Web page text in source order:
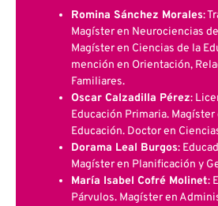
Romina Sánchez Morales:
Magíster en Neurociencias
Magíster en Ciencias de la
mención en Orientación,
Familiares.
Oscar Calzadilla Pérez:
Educación Primaria.
Educación. Doctor en
Dorama Leal Burgos:
Magíster en Planificación y
María Isabel Cofré Molinet:
Párvulos. Magíster en